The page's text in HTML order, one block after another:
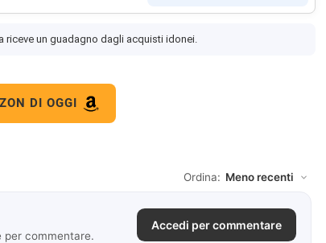
riceve un guadagno dagli acquisti idonei.
DI OGGI
Ordina:
per commentare.
Accedi per commentare